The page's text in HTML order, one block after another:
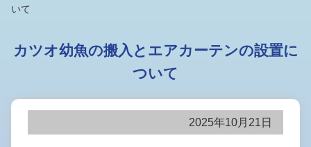
いて
カツオ幼魚の搬入とエアカーテンの設置に
ついて
2025年10月21日